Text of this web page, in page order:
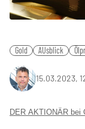
Gold AUsblick
15.03.2023,
DER AKTIONÄR bei